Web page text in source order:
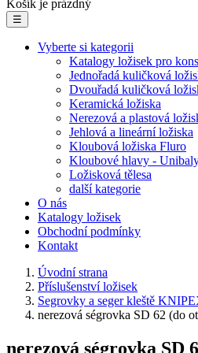
Košík je prázdný
☰
Vyberte si kategorii
Katalogy ložisek pro
Jednořadá kuličková
Dvouřadá kuličková
Keramická ložiska
Nerezová a plastová
Jehlová a lineární ložiska
Kloubová ložiska Fluro
Kloubové hlavy -
Ložisková tělesa
další kategorie
O nás
Katalogy ložisek
Obchodní podmínky
Kontakt
Úvodní strana
Příslušenství ložisek
Segrovky a seger kleště
nerezová ségrovka SD 62 (do
nerezová ségrovka SD